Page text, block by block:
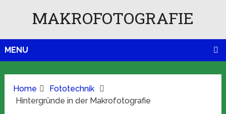
MAKROFOTOGRAFIE
MENU
Home
Fototechnik
Hintergründe in der Makrofotografie